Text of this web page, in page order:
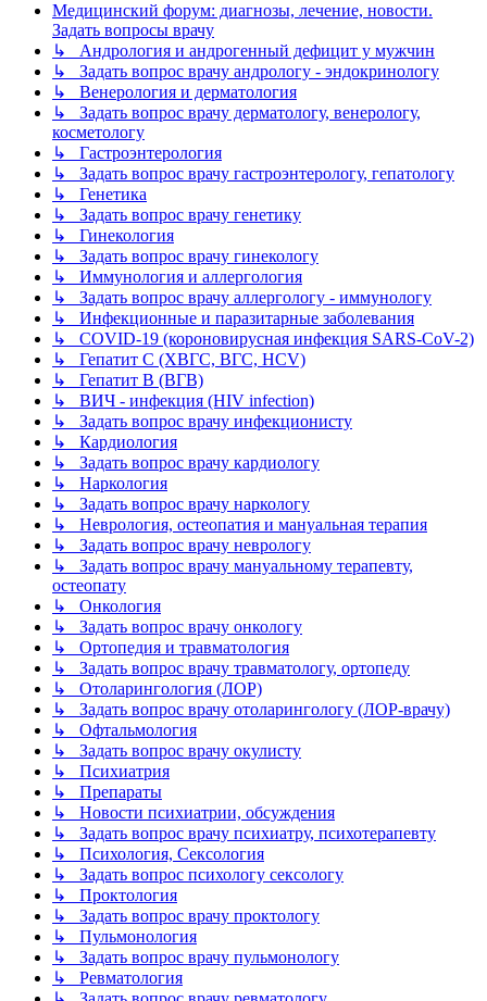
Медицинский форум: диагнозы, лечение, новости.
Задать вопросы врачу
↳ Андрология и андрогенный дефицит у мужчин
↳ Задать вопрос врачу андрологу - эндокринологу
↳ Венерология и дерматология
↳ Задать вопрос врачу дерматологу, венерологу,
косметологу
↳ Гастроэнтерология
↳ Задать вопрос врачу гастроэнтерологу, гепатологу
↳ Генетика
↳ Задать вопрос врачу генетику
↳ Гинекология
↳ Задать вопрос врачу гинекологу
↳ Иммунология и аллергология
↳ Задать вопрос врачу аллергологу - иммунологу
↳ Инфекционные и паразитарные заболевания
↳ COVID-19 (короновирусная инфекция SARS-CoV-2)
↳ Гепатит C (ХВГС, ВГС, HCV)
↳ Гепатит B (ВГВ)
↳ ВИЧ - инфекция (HIV infection)
↳ Задать вопрос врачу инфекционисту
↳ Кардиология
↳ Задать вопрос врачу кардиологу
↳ Наркология
↳ Задать вопрос врачу наркологу
↳ Неврология, остеопатия и мануальная терапия
↳ Задать вопрос врачу неврологу
↳ Задать вопрос врачу мануальному терапевту,
остеопату
↳ Онкология
↳ Задать вопрос врачу онкологу
↳ Ортопедия и травматология
↳ Задать вопрос врачу травматологу, ортопеду
↳ Отоларингология (ЛОР)
↳ Задать вопрос врачу отоларингологу (ЛОР-врачу)
↳ Офтальмология
↳ Задать вопрос врачу окулисту
↳ Психиатрия
↳ Препараты
↳ Новости психиатрии, обсуждения
↳ Задать вопрос врачу психиатру, психотерапевту
↳ Психология, Сексология
↳ Задать вопрос психологу сексологу
↳ Проктология
↳ Задать вопрос врачу проктологу
↳ Пульмонология
↳ Задать вопрос врачу пульмонологу
↳ Ревматология